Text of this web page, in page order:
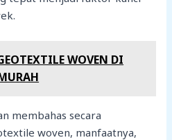
WOVEN DI
membahas secara
woven, manfaatnya,